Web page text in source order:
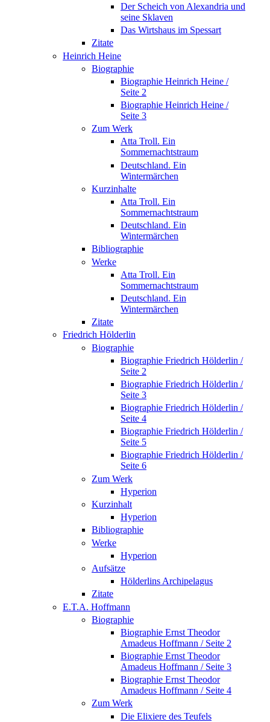
Der Scheich von Alexandria und
seine Sklaven
Das Wirtshaus im Spessart
Zitate
Heinrich Heine
Biographie
Biographie Heinrich Heine /
Seite 2
Biographie Heinrich Heine /
Seite 3
Zum Werk
Atta Troll. Ein
Sommernachtstraum
Deutschland. Ein
Wintermärchen
Kurzinhalte
Atta Troll. Ein
Sommernachtstraum
Deutschland. Ein
Wintermärchen
Bibliographie
Werke
Atta Troll. Ein
Sommernachtstraum
Deutschland. Ein
Wintermärchen
Zitate
Friedrich Hölderlin
Biographie
Biographie Friedrich Hölderlin /
Seite 2
Biographie Friedrich Hölderlin /
Seite 3
Biographie Friedrich Hölderlin /
Seite 4
Biographie Friedrich Hölderlin /
Seite 5
Biographie Friedrich Hölderlin /
Seite 6
Zum Werk
Hyperion
Kurzinhalt
Hyperion
Bibliographie
Werke
Hyperion
Aufsätze
Hölderlins Archipelagus
Zitate
E.T.A. Hoffmann
Biographie
Biographie Ernst Theodor
Amadeus Hoffmann / Seite 2
Biographie Ernst Theodor
Amadeus Hoffmann / Seite 3
Biographie Ernst Theodor
Amadeus Hoffmann / Seite 4
Zum Werk
Die Elixiere des Teufels